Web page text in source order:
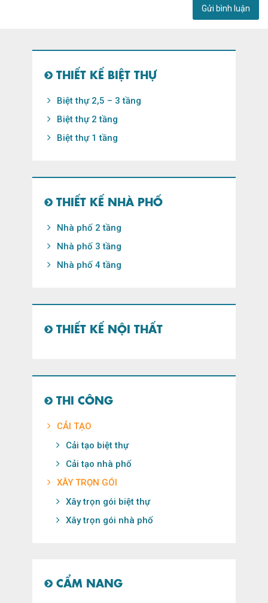
THIẾT KẾ BIỆT THỰ
Biệt thự 2,5 – 3 tầng
Biệt thự 2 tầng
Biệt thự 1 tầng
THIẾT KẾ NHÀ PHỐ
Nhà phố 2 tầng
Nhà phố 3 tầng
Nhà phố 4 tầng
THIẾT KẾ NỘI THẤT
THI CÔNG
CẢI TẠO
Cải tạo biệt thự
Cải tạo nhà phố
XÂY TRỌN GÓI
Xây trọn gói biệt thự
Xây trọn gói nhà phố
CẨM NANG